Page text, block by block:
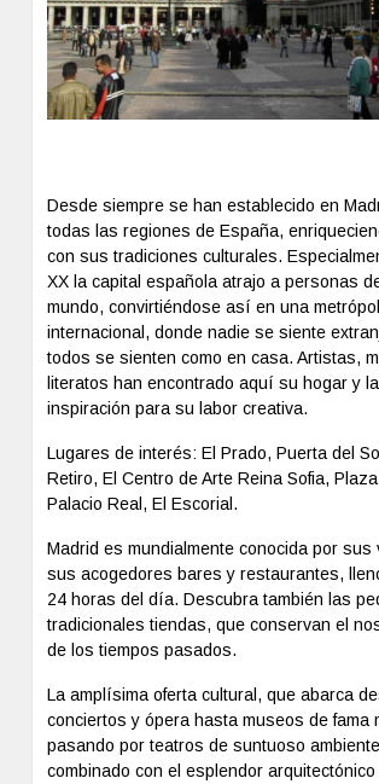
Desde siempre se han establecido en
todas las regiones de España,
con sus tradiciones culturales.
XX la capital española atrajo a personas
mundo, convirtiéndose así en una
internacional, donde nadie se siente
todos se sienten como en casa. Artistas,
literatos han encontrado aquí su hogar y
inspiración para su labor creativa.
Lugares de interés: El Prado, Puerta del
Retiro, El Centro de Arte Reina Sofia,
Palacio Real, El Escorial.
Madrid es mundialmente conocida por sus
sus acogedores bares y restaurantes,
24 horas del día. Descubra también las
tradicionales tiendas, que conservan el
de los tiempos pasados.
La amplísima oferta cultural, que abarca
conciertos y ópera hasta museos de fama
pasando por teatros de suntuoso
combinado con el esplendor